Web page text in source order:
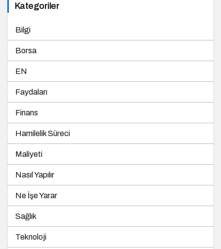
Kategoriler
Bilgi
Borsa
EN
Faydaları
Finans
Hamilelik Süreci
Maliyeti
Nasıl Yapılır
Ne İşe Yarar
Sağlık
Teknoloji